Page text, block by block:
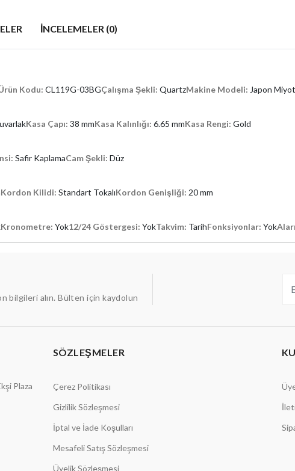
İNCELEMELER (0)
Kodu: CL119G-03BGÇalışma Şekli: QuartzMakine Modeli: Japon
Kasa Çapı: 38 mmKasa Kalınlığı: 6.65 mmKasa Rengi: Gold
Safir KaplamaCam Şekli: Düz
Kordon Kilidi: Standart TokalıKordon Genişliği: 20 mm
Kronometre: Yok12/24 Göstergesi: YokTakvim: TarihFonksiyonlar: Yok
bilgileri alın. Bülten için kaydolun
Plaza
SÖZLEŞMELER
Çerez Politikası
Gizlilik Sözleşmesi
İptal ve İade Koşulları
Mesafeli Satış Sözleşmesi
Üyelik Sözleşmesi